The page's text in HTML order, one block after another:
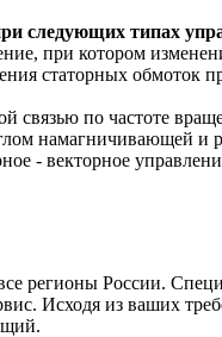
следующих типах
при котором
статорных обмоток
связью по частоте
намагничивающей и
- векторное
регионы России.
Исходя из ваших